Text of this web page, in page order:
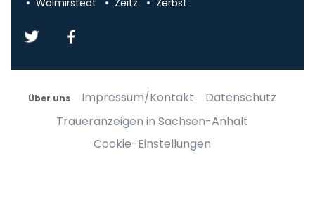
Wolmirstedt
Zeitz Zerbst
Über uns Impressum/Kontakt
Datenschutz
Traueranzeigen in Sachsen-Anhalt
Cookie-Einstellungen